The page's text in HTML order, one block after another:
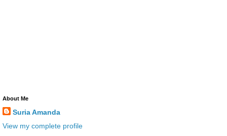
About Me
Suria Amanda
View my complete profile